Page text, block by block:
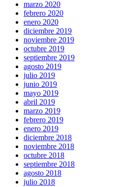
marzo 2020
febrero 2020
enero 2020
diciembre 2019
noviembre 2019
octubre 2019
septiembre 2019
agosto 2019
julio 2019
junio 2019
mayo 2019
abril 2019
marzo 2019
febrero 2019
enero 2019
diciembre 2018
noviembre 2018
octubre 2018
septiembre 2018
agosto 2018
julio 2018